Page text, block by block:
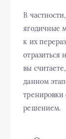
В
ягодичные
к их
отразиться
вы
данном
тренировки
решением.